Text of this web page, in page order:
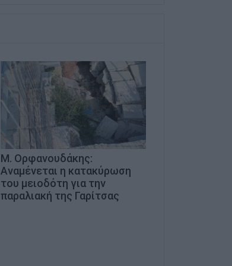
Μ. Ορφανουδάκης:
Αναμένεται η κατακύρωση
του μειοδότη για την
παραλιακή της Γαρίτσας